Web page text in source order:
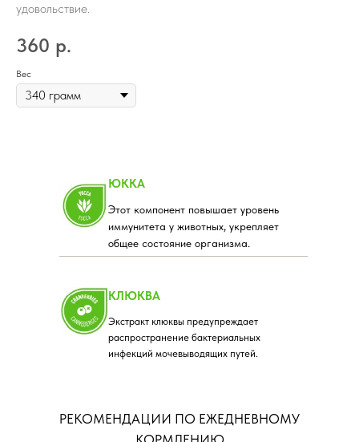
удовольствие.
360 р.
Вес
ЮККА
Этот компонент повышает уровень
иммунитета у животных, укрепляет
общее состояние организма.
КЛЮКВА
Экстракт клюквы предупреждает
распространение бактериальных
инфекций мочевыводящих путей.
РЕКОМЕНДАЦИИ ПО ЕЖЕДНЕВНОМУ